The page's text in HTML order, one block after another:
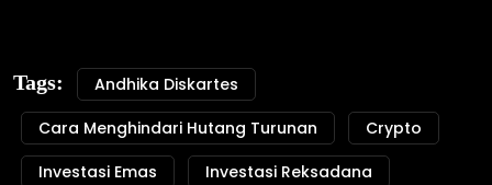
Tags:
Andhika Diskartes
Cara Menghindari Hutang Turunan
Crypto
Investasi Emas
Investasi Reksadana